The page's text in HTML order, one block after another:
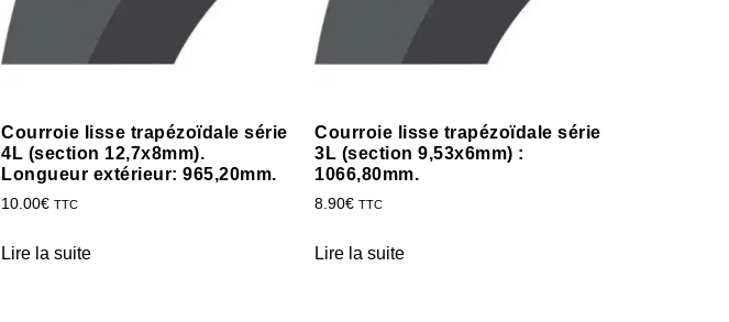
Courroie lisse trapézoïdale série
4L (section 12,7x8mm).
Longueur extérieur: 965,20mm.
10.00€ TTC
Lire la suite
Courroie lisse trapézoïdale série
3L (section 9,53x6mm) :
1066,80mm.
8.90€ TTC
Lire la suite